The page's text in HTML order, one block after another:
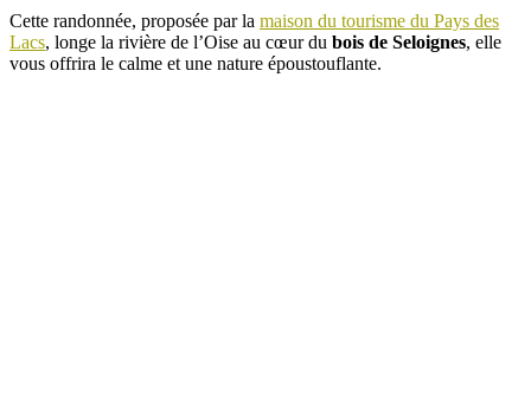
Cette randonnée, proposée par la maison du tourisme du Pays des
Lacs, longe la rivière de l’Oise au cœur du bois de Seloignes, elle
vous offrira le calme et une nature époustouflante.